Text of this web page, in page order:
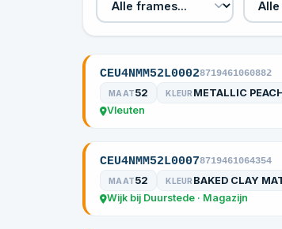
CEU4NMM52L00028719461060882
MAAT52 KLEUR METALLIC
Vleuten
CEU4NMM52L00078719461064354
MAAT52 KLEUR BAKED CLAY
Wijk bij Duurstede · Magazijn